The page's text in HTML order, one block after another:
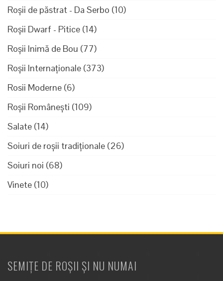
Roșii de păstrat - Da Serbo (10)
Roșii Dwarf - Pitice (14)
Roșii Inimă de Bou (77)
Roșii Internaționale (373)
Rosii Moderne (6)
Roșii Românești (109)
Salate (14)
Soiuri de roșii tradiționale (26)
Soiuri noi (68)
Vinete (10)
SEMIȚE DE ROȘII ȘI NU NUMAI